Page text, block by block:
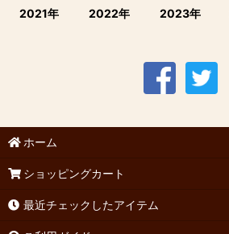
2021年 2022年 2023年
ホーム
ショッピングカート
最近チェックしたアイテム